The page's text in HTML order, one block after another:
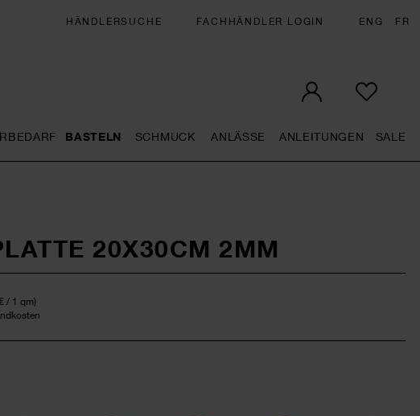
HÄNDLERSUCHE FACHHÄNDLER LOGIN ENG FR
BASTELN SCHMUCK ANLÄSSE ANLEITUNGEN SALE
20X30CM 2MM
/ 1 qm)